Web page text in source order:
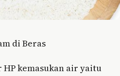
di Beras
HP kemasukan air yaitu